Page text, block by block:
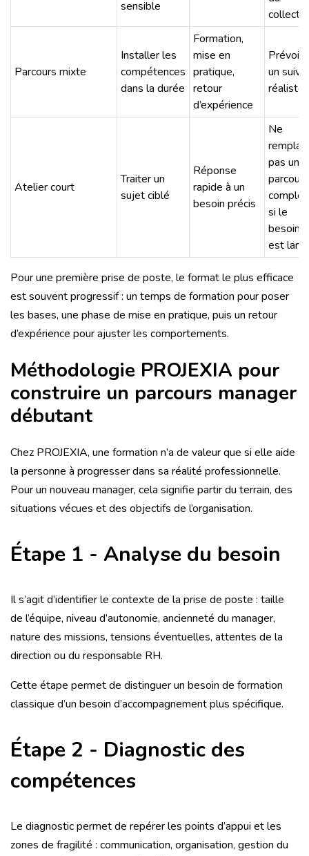
sensible
collectif
Parcours mixte
Installer les
compétences
dans la durée
Formation,
mise en
pratique,
retour
d’expérience
Prévoir
un suivi
réaliste
Atelier court
Traiter un
sujet ciblé
Réponse
rapide à un
besoin précis
Ne
pas un
parcours
complet
si le
besoin
est
Pour une première prise de poste, le format le plus efficace
est souvent progressif : un temps de formation pour poser
les bases, une phase de mise en pratique, puis un retour
d’expérience pour ajuster les comportements.
Méthodologie PROJEXIA pour
construire un parcours manager
débutant
Chez PROJEXIA, une formation n’a de valeur que si elle aide
la personne à progresser dans sa réalité professionnelle.
Pour un nouveau manager, cela signifie partir du terrain, des
situations vécues et des objectifs de l’organisation.
Étape 1 - Analyse du besoin
Il s’agit d’identifier le contexte de la prise de poste : taille
de l’équipe, niveau d’autonomie, ancienneté du manager,
nature des missions, tensions éventuelles, attentes de la
direction ou du responsable RH.
Cette étape permet de distinguer un besoin de formation
classique d’un besoin d’accompagnement plus spécifique.
Étape 2 - Diagnostic des
compétences
Le diagnostic permet de repérer les points d’appui et les
zones de fragilité : communication, organisation, gestion du